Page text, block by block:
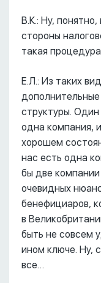
В.К.: Ну,
стороны
такая
Е.Л.: Из таких
структуры. Один
одна компания,
хорошем
нас есть одна
бы две
очевидных
бенефициаров,
в
быть не совсем
ином ключе. Ну,
все…